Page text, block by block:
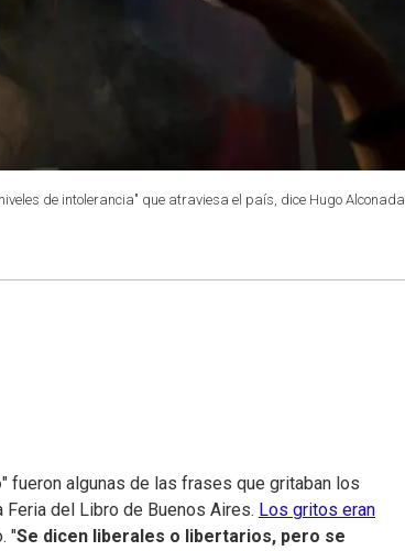
de intolerancia" que atraviesa el país, dice Hugo Alconada
" fueron algunas de las frases que gritaban los
del Libro de Buenos Aires. Los gritos eran
"Se dicen liberales o libertarios, pero se